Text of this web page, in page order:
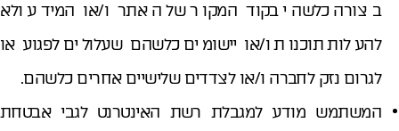
בצורה כלשהי בקוד המקור של האתר ו/או המידע ולא
להעלות תוכנות ו/או יישומים כלשהם שעלולים לפגוע או
לגרום נזק לחברה ו/או לצדדים שלישיים אחרים כלשהם.
המשתמש מודע למגבלת רשת האינטרנט לגבי אבטחת